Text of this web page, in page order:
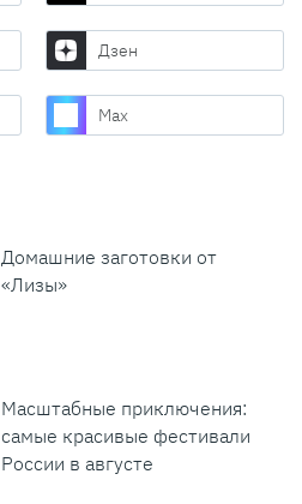
Дзен
Max
Домашние заготовки от
«Лизы»
Масштабные приключения:
самые красивые фестивали
России в августе